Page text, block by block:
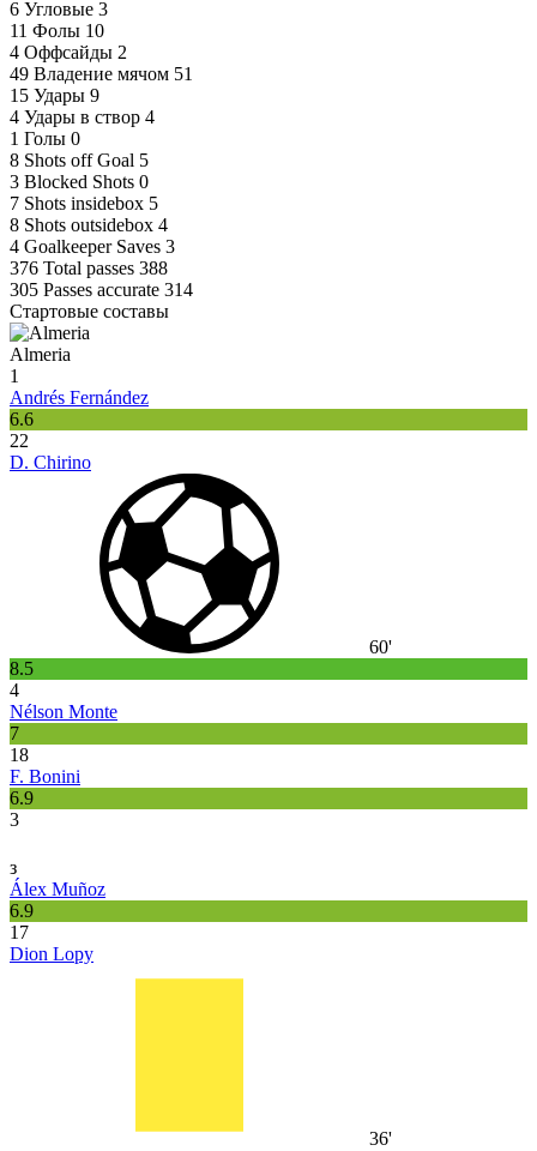
6 Угловые 3
11 Фолы 10
4 Оффсайды 2
49 Владение мячом 51
15 Удары 9
4 Удары в створ 4
1 Голы 0
8 Shots off Goal 5
3 Blocked Shots 0
7 Shots insidebox 5
8 Shots outsidebox 4
4 Goalkeeper Saves 3
376 Total passes 388
305 Passes accurate 314
Стартовые составы
Almeria
1
Andrés Fernández
6.6
22
D. Chirino
60'
8.5
4
Nélson Monte
7
18
F. Bonini
6.9
3
з
Álex Muñoz
6.9
17
Dion Lopy
36'